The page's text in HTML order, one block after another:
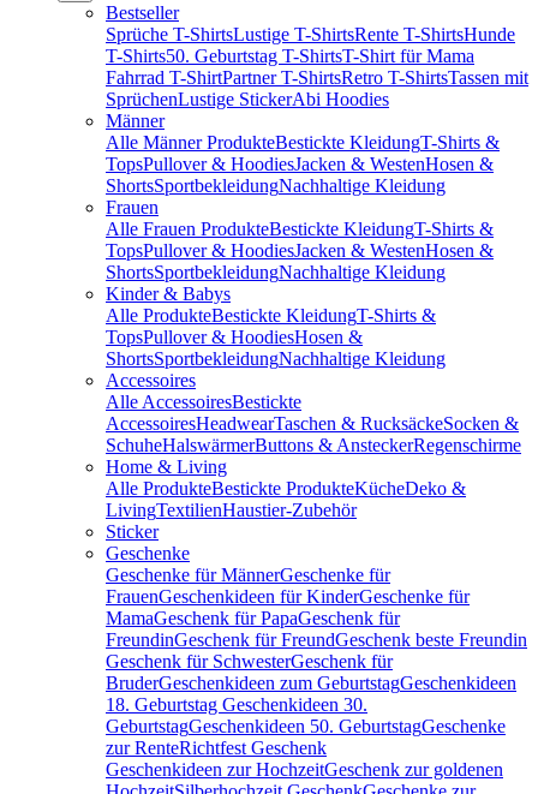
Bestseller
Sprüche T-ShirtsLustige T-ShirtsRente T-ShirtsHunde
T-Shirts50. Geburtstag T-ShirtsT-Shirt für Mama
Fahrrad T-ShirtPartner T-ShirtsRetro T-ShirtsTassen mit
SprüchenLustige StickerAbi Hoodies
Männer
Alle Männer ProdukteBestickte KleidungT-Shirts &
TopsPullover & HoodiesJacken & WestenHosen &
ShortsSportbekleidungNachhaltige Kleidung
Frauen
Alle Frauen ProdukteBestickte KleidungT-Shirts &
TopsPullover & HoodiesJacken & WestenHosen &
ShortsSportbekleidungNachhaltige Kleidung
Kinder & Babys
Alle ProdukteBestickte KleidungT-Shirts &
TopsPullover & HoodiesHosen &
ShortsSportbekleidungNachhaltige Kleidung
Accessoires
Alle AccessoiresBestickte
AccessoiresHeadwearTaschen & RucksäckeSocken &
SchuheHalswärmerButtons & AnsteckerRegenschirme
Home & Living
Alle ProdukteBestickte ProdukteKücheDeko &
LivingTextilienHaustier-Zubehör
Sticker
Geschenke
Geschenke für MännerGeschenke für
FrauenGeschenkideen für KinderGeschenke für
MamaGeschenk für PapaGeschenk für
FreundinGeschenk für FreundGeschenk beste Freundin
Geschenk für SchwesterGeschenk für
BruderGeschenkideen zum GeburtstagGeschenkideen
18. Geburtstag Geschenkideen 30.
GeburtstagGeschenkideen 50. GeburtstagGeschenke
zur RenteRichtfest Geschenk
Geschenkideen zur HochzeitGeschenk zur goldenen